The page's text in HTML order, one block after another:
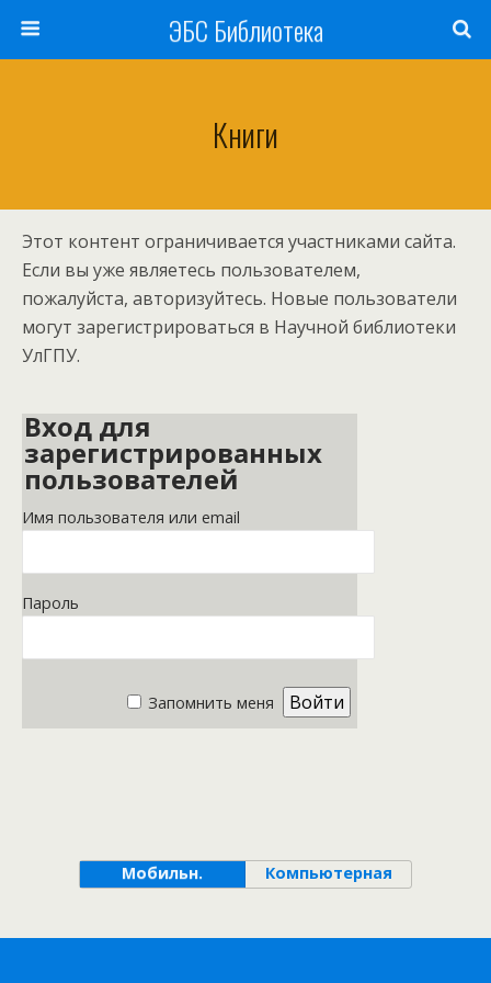
ЭБС Библиотека
Книги
Этот контент ограничивается участниками сайта.
Если вы уже являетесь пользователем,
пожалуйста, авторизуйтесь. Новые пользователи
могут зарегистрироваться в Научной библиотеки
УлГПУ.
Вход для
зарегистрированных
пользователей
Имя пользователя или email
Пароль
Запомнить меня
Мобильн. Компьютерная